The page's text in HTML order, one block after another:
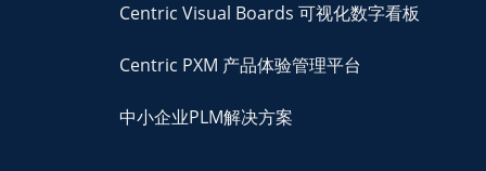
Centric Visual Boards 可视化数字看板
Centric PXM 产品体验管理平台
中小企业PLM解决方案